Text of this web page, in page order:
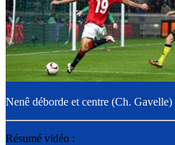
Nenê déborde et centre (Ch. Gavelle)
Résumé vidéo :